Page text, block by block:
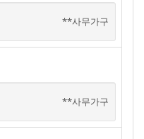
**사무가구
**사무가구